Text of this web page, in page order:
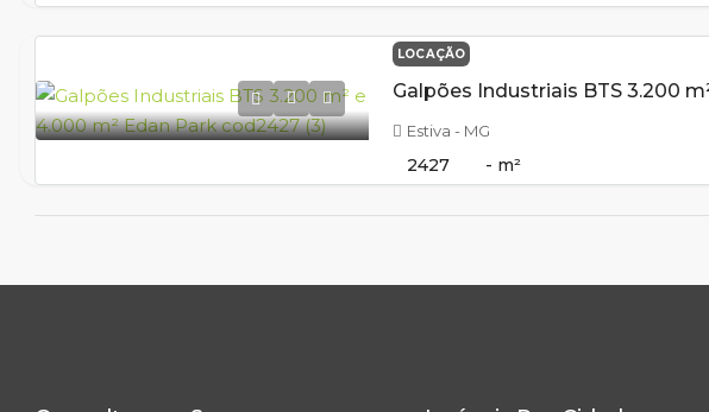
LOCAÇÃO
Estiva - MG
2427 - m²